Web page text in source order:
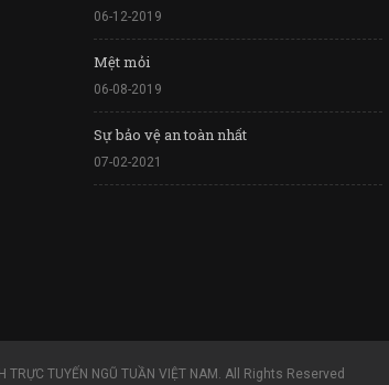
06-12-2019
Mệt mỏi
06-08-2019
Sự bảo vệ an toàn nhất
07-02-2021
TRỰC TUYẾN NGŨ TUẦN VIỆT NAM. All Rights Reserved